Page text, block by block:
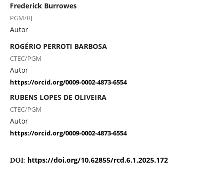
Frederick Burrowes
PGM/RJ
Autor
ROGÉRIO PERROTI BARBOSA
CTEC/PGM
Autor
https://orcid.org/0009-0002-4873-6554
RUBENS LOPES DE OLIVEIRA
CTEC/PGM
Autor
https://orcid.org/0009-0002-4873-6554
DOI: https://doi.org/10.62855/rcd.6.1.2025.172